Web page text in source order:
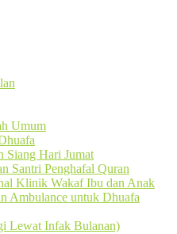
Umum
Siang Hari Jumat
Santri Penghafal Quran
Klinik Wakaf Ibu dan Anak
Ambulance untuk Dhuafa
Lewat Infak Bulanan)